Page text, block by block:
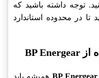
توجه داشته باشید که
در محدوده استاندارد
نکات ایمنی در هنگام استفاده از BP Energear